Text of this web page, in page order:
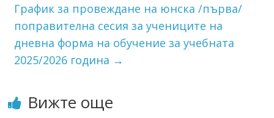
График за провеждане на юнска /първа/
поправителна сесия за учениците на
дневна форма на обучение за учебната
2025/2026 година →
Вижте още